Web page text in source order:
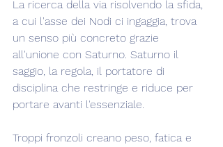
La ricerca della via risolvendo la sfida,
a cui l'asse dei Nodi ci ingaggia, trova
un senso più concreto grazie
all'unione con Saturno. Saturno il
saggio, la regola, il portatore di
disciplina che restringe e riduce per
portare avanti l'essenziale.
Troppi fronzoli creano peso, fatica e